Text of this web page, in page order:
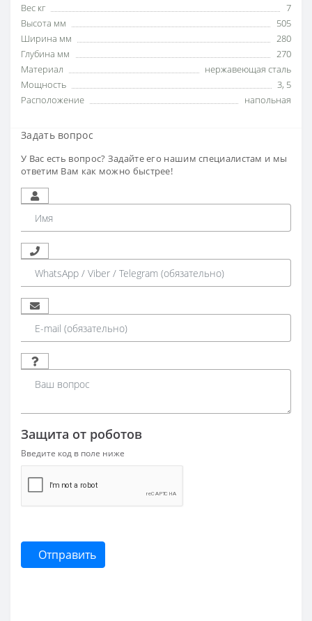
Вес кг
7
Высота мм
505
Ширина мм
280
Глубина мм
270
Материал
нержавеющая сталь
Мощность
3, 5
Расположение
напольная
Задать вопрос
У Вас есть вопрос? Задайте его нашим специалистам и мы
ответим Вам как можно быстрее!
Защита от роботов
Введите код в поле ниже
Отправить